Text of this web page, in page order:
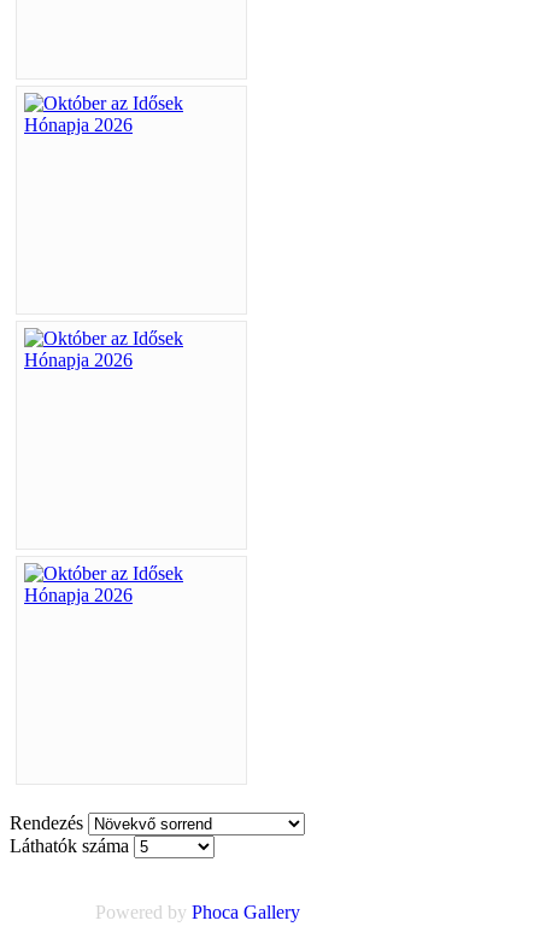
Rendezés
Láthatók száma
Powered by Phoca Gallery